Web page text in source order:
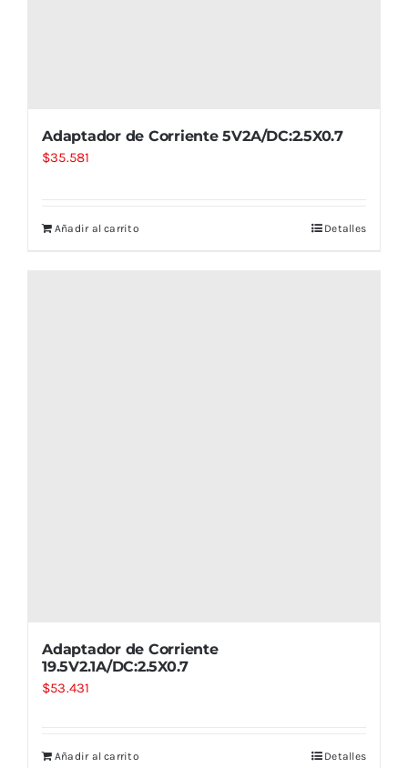
Adaptador de Corriente 5V2A/DC:2.5X0.7
$35.581
Añadir al carrito Detalles
Adaptador de Corriente
19.5V2.1A/DC:2.5X0.7
$53.431
Añadir al carrito Detalles